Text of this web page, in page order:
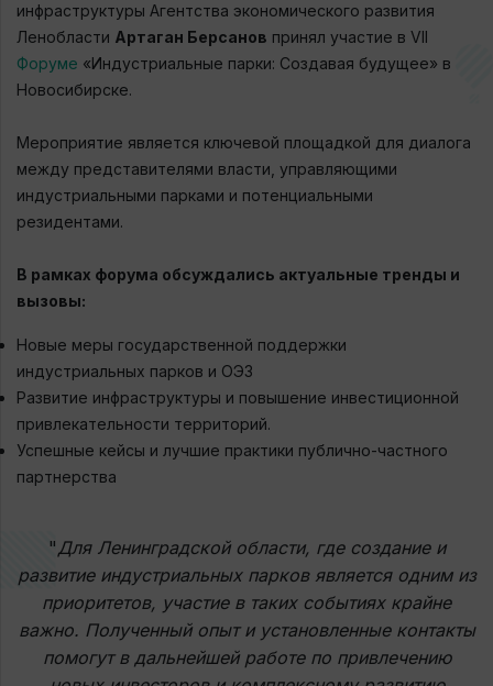
инфраструктуры Агентства экономического развития
Ленобласти Артаган Берсанов принял участие в VII
Форуме «Индустриальные парки: Создавая будущее» в
Новосибирске.
Мероприятие является ключевой площадкой для диалога
между представителями власти, управляющими
индустриальными парками и потенциальными
резидентами.
В рамках форума обсуждались актуальные тренды и
вызовы:
Новые меры государственной поддержки
индустриальных парков и ОЭЗ
Развитие инфраструктуры и повышение инвестиционной
привлекательности территорий.
Успешные кейсы и лучшие практики публично-частного
партнерства
"Для Ленинградской области, где создание и
развитие индустриальных парков является одним из
приоритетов, участие в таких событиях крайне
важно. Полученный опыт и установленные контакты
помогут в дальнейшей работе по привлечению